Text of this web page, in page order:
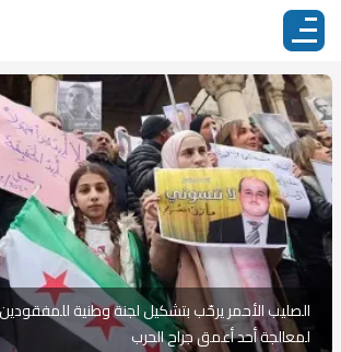
الصليب الأحمر يرحّب بتشكيل لجنة وطنية
لمعالجة أحد أعمق جراح الحرب